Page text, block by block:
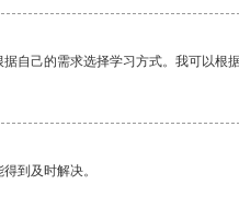
自己的需求选择学习方式。我可以根
到及时解决。